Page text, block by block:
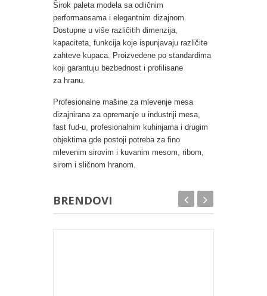
Širok paleta modela sa odličnim
performansama i elegantnim dizajnom.
Dostupne u više različitih dimenzija,
kapaciteta, funkcija koje ispunjavaju različite
zahteve kupaca. Proizvedene po standardima
koji garantuju bezbednost i profilisane
za hranu.
Profesionalne mašine za mlevenje mesa
dizajnirana za opremanje u industriji mesa,
fast fud-u, profesionalnim kuhinjama i drugim
objektima gde postoji potreba za fino
mlevenim sirovim i kuvanim mesom, ribom,
sirom i sličnom hranom.
BRENDOVI